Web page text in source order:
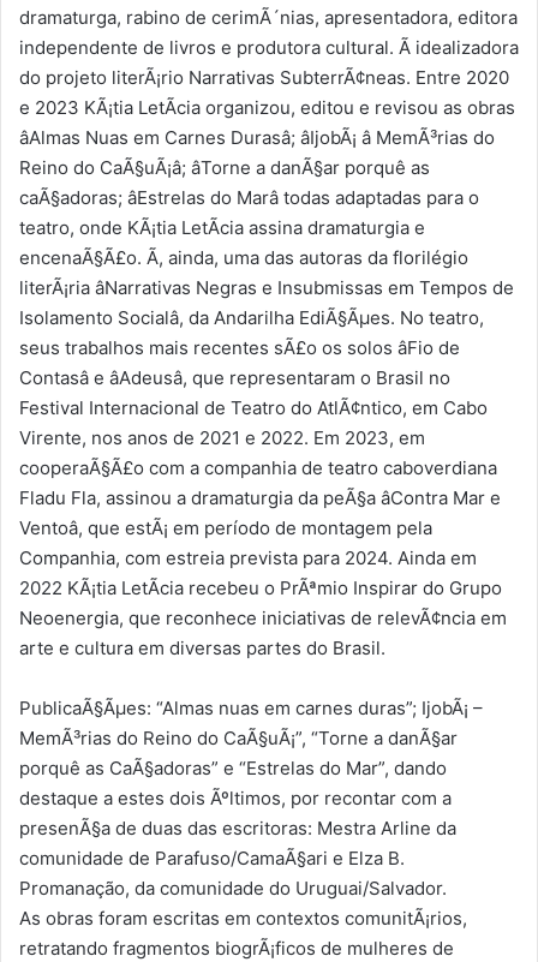
dramaturga, rabino de cerimÃ´nias, apresentadora, editora
independente de livros e produtora cultural. Ã idealizadora
do projeto literÃ¡rio Narrativas SubterrÃ¢neas. Entre 2020
e 2023 KÃ¡tia LetÃ­cia organizou, editou e revisou as obras
âAlmas Nuas em Carnes Durasâ; âIjobÃ¡ â MemÃ³rias do
Reino do CaÃ§uÃ¡â; âTorne a danÃ§ar porquê as
caÃ§adoras; âEstrelas do Marâ todas adaptadas para o
teatro, onde KÃ¡tia LetÃ­cia assina dramaturgia e
encenaÃ§Ã£o. Ã, ainda, uma das autoras da florilégio
literÃ¡ria âNarrativas Negras e Insubmissas em Tempos de
Isolamento Socialâ, da Andarilha EdiÃ§Ãµes. No teatro,
seus trabalhos mais recentes sÃ£o os solos âFio de
Contasâ e âAdeusâ, que representaram o Brasil no
Festival Internacional de Teatro do AtlÃ¢ntico, em Cabo
Virente, nos anos de 2021 e 2022. Em 2023, em
cooperaÃ§Ã£o com a companhia de teatro caboverdiana
Fladu Fla, assinou a dramaturgia da peÃ§a âContra Mar e
Ventoâ, que estÃ¡ em período de montagem pela
Companhia, com estreia prevista para 2024. Ainda em
2022 KÃ¡tia LetÃ­cia recebeu o PrÃªmio Inspirar do Grupo
Neoenergia, que reconhece iniciativas de relevÃ¢ncia em
arte e cultura em diversas partes do Brasil.
PublicaÃ§Ãµes: “Almas nuas em carnes duras”; IjobÃ¡ –
MemÃ³rias do Reino do CaÃ§uÃ¡”, “Torne a danÃ§ar
porquê as CaÃ§adoras” e “Estrelas do Mar”, dando
destaque a estes dois Ãºltimos, por recontar com a
presenÃ§a de duas das escritoras: Mestra Arline da
comunidade de Parafuso/CamaÃ§ari e Elza B.
Promanação, da comunidade do Uruguai/Salvador.
As obras foram escritas em contextos comunitÃ¡rios,
retratando fragmentos biogrÃ¡ficos de mulheres de